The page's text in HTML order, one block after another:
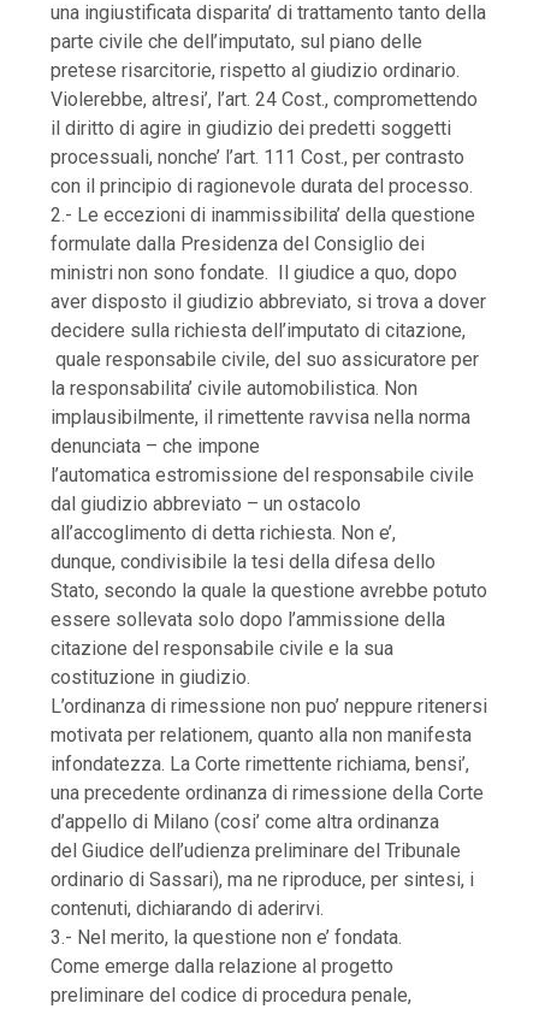
una ingiustificata disparita’ di trattamento tanto della
parte civile che dell’imputato, sul piano delle
pretese risarcitorie, rispetto al giudizio ordinario.
Violerebbe, altresi’, l’art. 24 Cost., compromettendo
il diritto di agire in giudizio dei predetti soggetti
processuali, nonche’ l’art. 111 Cost., per contrasto
con il principio di ragionevole durata del processo.
2.- Le eccezioni di inammissibilita’ della questione
formulate dalla Presidenza del Consiglio dei
ministri non sono fondate. Il giudice a quo, dopo
aver disposto il giudizio abbreviato, si trova a dover
decidere sulla richiesta dell’imputato di citazione,
quale responsabile civile, del suo assicuratore per
la responsabilita’ civile automobilistica. Non
implausibilmente, il rimettente ravvisa nella norma
denunciata – che impone
l’automatica estromissione del responsabile civile
dal giudizio abbreviato – un ostacolo
all’accoglimento di detta richiesta. Non e’,
dunque, condivisibile la tesi della difesa dello
Stato, secondo la quale la questione avrebbe potuto
essere sollevata solo dopo l’ammissione della
citazione del responsabile civile e la sua
costituzione in giudizio.
L’ordinanza di rimessione non puo’ neppure ritenersi
motivata per relationem, quanto alla non manifesta
infondatezza. La Corte rimettente richiama, bensi’,
una precedente ordinanza di rimessione della Corte
d’appello di Milano (cosi’ come altra ordinanza
del Giudice dell’udienza preliminare del Tribunale
ordinario di Sassari), ma ne riproduce, per sintesi, i
contenuti, dichiarando di aderirvi.
3.- Nel merito, la questione non e’ fondata.
Come emerge dalla relazione al progetto
preliminare del codice di procedura penale,